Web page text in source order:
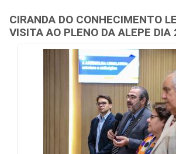
CIRANDA DO CONHECIMENTO
VISITA AO PLENO DA ALEPE
Galeria de Mídias